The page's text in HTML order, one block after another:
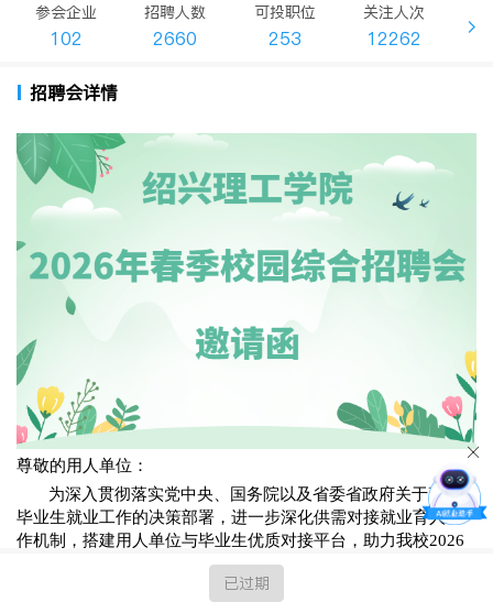
参会企业
102
招聘人数
2660
可投职位
253
关注人次
12262
招聘会详情
尊敬的用人单位：
为深入贯彻落实党中央、国务院以及省委省政府关于高校
毕业生就业工作的决策部署，进一步深化供需对接就业育人工
作机制，搭建用人单位与毕业生优质对接平台，助力我校2026
届毕业生实现高质量充分就业，绍兴理工学院2026年春季校园
举办。现诚邀广大用人单位莅临参会！
已过期